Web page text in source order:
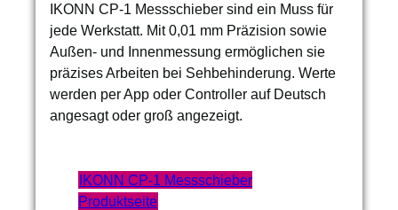
IKONN CP-1 Messschieber sind ein Muss für
jede Werkstatt. Mit 0,01 mm Präzision sowie
Außen- und Innenmessung ermöglichen sie
präzises Arbeiten bei Sehbehinderung. Werte
werden per App oder Controller auf Deutsch
angesagt oder groß angezeigt.
IKONN CP-1 Messschieber
Produktseite